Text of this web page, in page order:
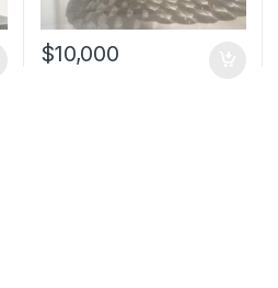
$10,000